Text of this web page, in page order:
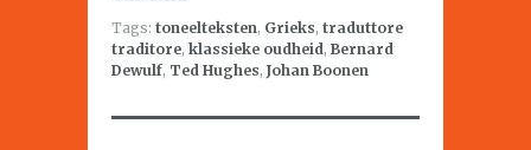
Tags: toneelteksten, Grieks, traduttore
traditore, klassieke oudheid, Bernard
Dewulf, Ted Hughes, Johan Boonen